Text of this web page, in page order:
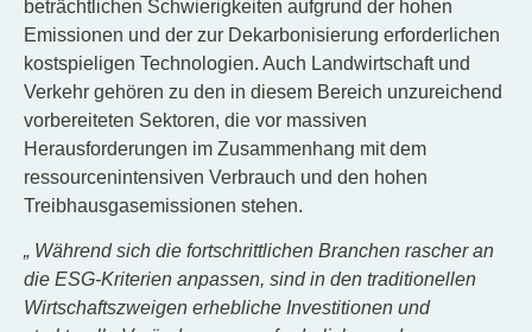
beträchtlichen Schwierigkeiten aufgrund der hohen
Emissionen und der zur Dekarbonisierung erforderlichen
kostspieligen Technologien. Auch Landwirtschaft und
Verkehr gehören zu den in diesem Bereich unzureichend
vorbereiteten Sektoren, die vor massiven
Herausforderungen im Zusammenhang mit dem
ressourcenintensiven Verbrauch und den hohen
Treibhausgasemissionen stehen.
„ Während sich die fortschrittlichen Branchen rascher an
die ESG-Kriterien anpassen, sind in den traditionellen
Wirtschaftszweigen erhebliche Investitionen und